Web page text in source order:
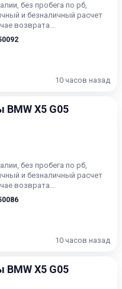
без пробега по рб,
и безналичный расчет
возврата
товара, затраты кли...
10 часов назад
X5 G05
без пробега по рб,
и безналичный расчет
возврата
товара, затраты кли...
10 часов назад
X5 G05